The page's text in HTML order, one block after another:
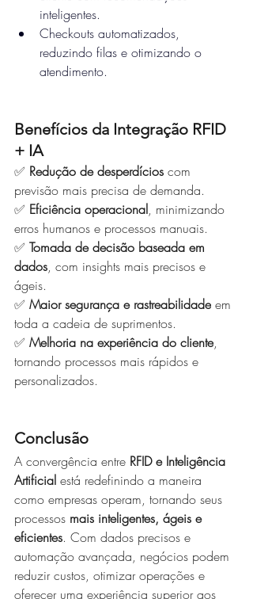
inteligentes.
Checkouts automatizados,
reduzindo filas e otimizando o
atendimento.
Benefícios da Integração RFID
+ IA
✅ Redução de desperdícios com
previsão mais precisa de demanda.
✅ Eficiência operacional, minimizando
erros humanos e processos manuais.
✅ Tomada de decisão baseada em
dados, com insights mais precisos e
ágeis.
✅ Maior segurança e rastreabilidade em
toda a cadeia de suprimentos.
✅ Melhoria na experiência do cliente,
tornando processos mais rápidos e
personalizados.
Conclusão
A convergência entre RFID e Inteligência
Artificial está redefinindo a maneira
como empresas operam, tornando seus
processos mais inteligentes, ágeis e
eficientes. Com dados precisos e
automação avançada, negócios podem
reduzir custos, otimizar operações e
oferecer uma experiência superior aos